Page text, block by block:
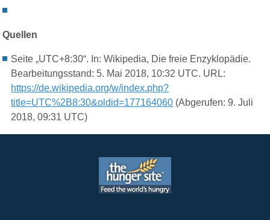
Quellen
Seite „UTC+8:30“. In: Wikipedia, Die freie Enzyklopädie.
Bearbeitungsstand: 5. Mai 2018, 10:32 UTC. URL:
https://de.wikipedia.org/w/index.php?
title=UTC%2B8:30&oldid=177164060 (Abgerufen: 9. Juli
2018, 09:31 UTC)